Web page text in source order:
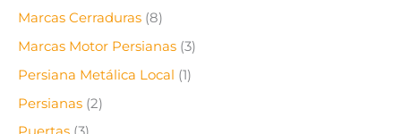
Marcas Cerraduras (8)
Marcas Motor Persianas (3)
Persiana Metálica Local (1)
Persianas (2)